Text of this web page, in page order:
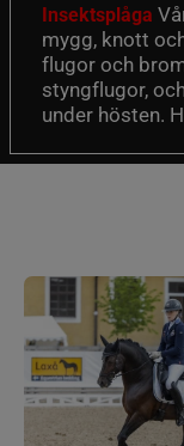
Insektsplåga
mygg, knott
flugor och
styngflugor,
under hösten.